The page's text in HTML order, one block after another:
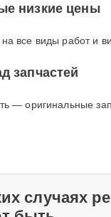
низкие цены
все виды работ и
запчастей
— оригинальные
случаях